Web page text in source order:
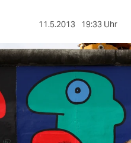
11.5.2013 19:33 Uhr